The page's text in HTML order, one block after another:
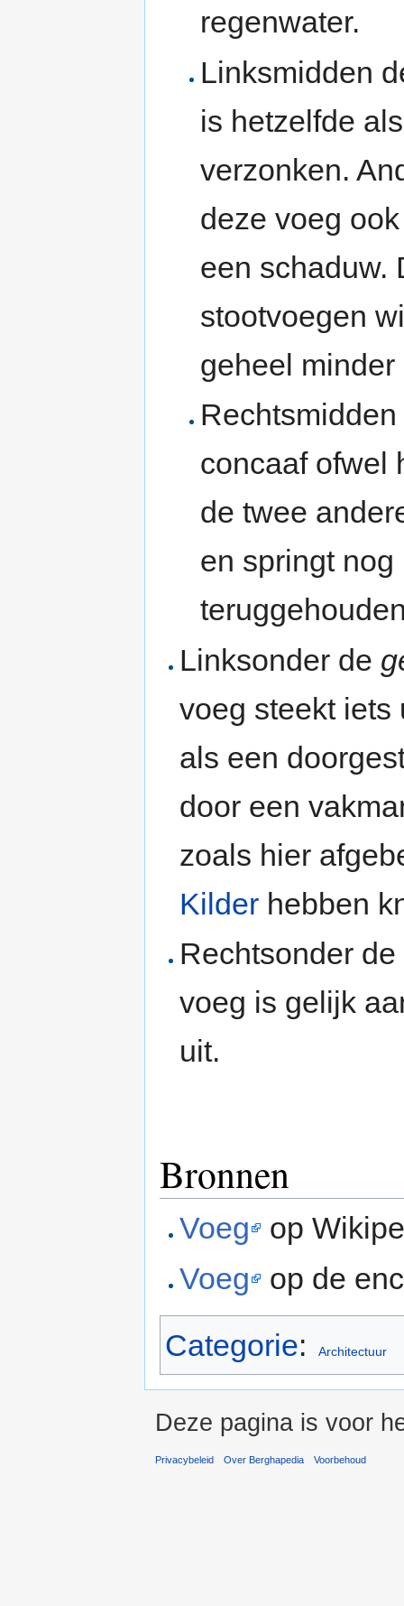
regenwater.
Linksmidden
is hetzelfde
verzonken.
deze voeg
een schaduw.
stootvoegen
geheel
concaaf ofwel
de twee
en springt
Linksonder de
voeg steekt iets
als een
door een
zoals hier
Kilder hebben
Rechtsonder de
voeg is gelijk
uit.
Bronnen
Voeg
op
Voeg
op de
Categorie: Architectuur
Deze pagina is voor
Privacybeleid Over Berghapedia Voorbehoud